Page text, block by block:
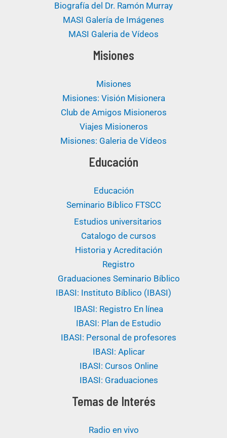
Biografía del Dr. Ramón Murray
MASI Galería de Imágenes
MASI Galeria de Vídeos
Misiones
Misiones
Misiones: Visión Misionera
Club de Amigos Misioneros
Viajes Misioneros
Misiones: Galeria de Vídeos
Educación
Educación
Seminario Bíblico FTSCC
Estudios universitarios ​
Catalogo de cursos
Historia y Acreditación
Registro
Graduaciones Seminario Bíblico
IBASI: Instituto Bíblico (IBASI)
IBASI: Registro En línea
IBASI: Plan de Estudio
IBASI: Personal de profesores
IBASI: Aplicar
IBASI: Cursos Online
IBASI: Graduaciones
Temas de Interés
Radio en vivo